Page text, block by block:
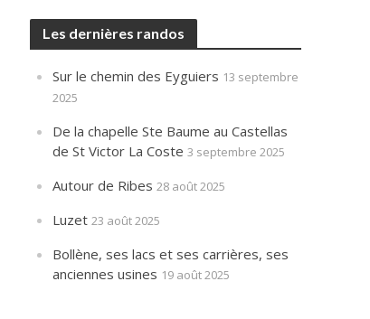
Les dernières randos
Sur le chemin des Eyguiers 13 septembre
2025
De la chapelle Ste Baume au Castellas
de St Victor La Coste 3 septembre 2025
Autour de Ribes 28 août 2025
Luzet 23 août 2025
Bollène, ses lacs et ses carrières, ses
anciennes usines 19 août 2025